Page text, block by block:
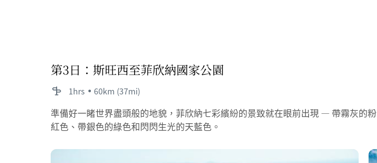
第3日：斯旺西至菲欣納國家公園
1hrs 60km (37mi)
準備好一睹世界盡頭般的地貌，菲欣納七彩繽紛的景致就在眼前出現 — 帶霧灰的粉
紅色、帶銀色的綠色和閃閃生光的天藍色。